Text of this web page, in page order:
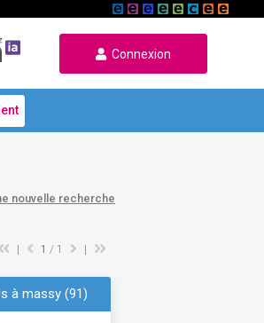
Connexion
nouvelle recherche
1 / 1
à massy (91)